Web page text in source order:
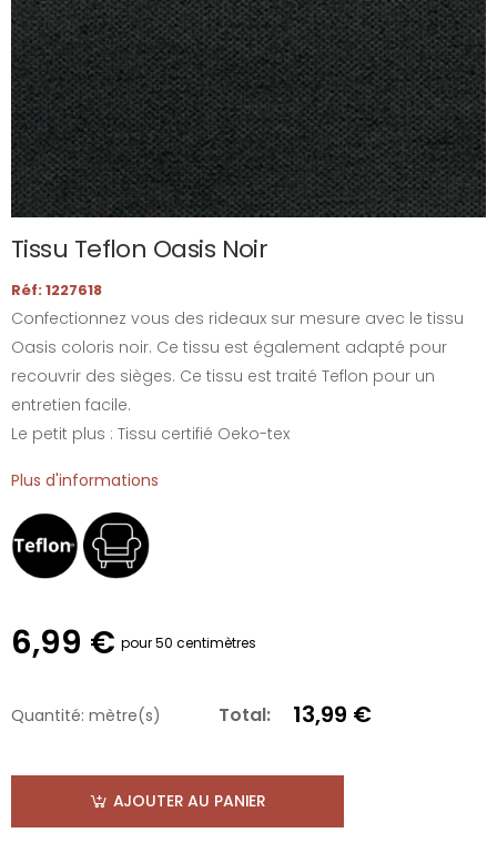
Tissu Teflon Oasis Noir
Réf: 1227618
Confectionnez vous des rideaux sur mesure avec le tissu
Oasis coloris noir. Ce tissu est également adapté pour
recouvrir des sièges. Ce tissu est traité Teflon pour un
entretien facile.
Le petit plus : Tissu certifié Oeko-tex
Plus d'informations
6,99 € pour 50 centimètres
Quantité: mètre(s) Total: 13,99 €
AJOUTER AU PANIER